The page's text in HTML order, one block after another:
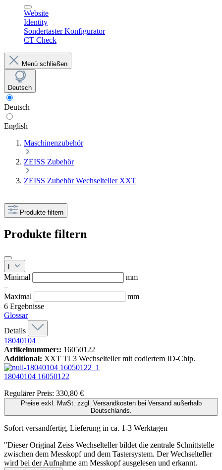
Website
Identity
Sondertaster Konfigurator
CT Check
Menü schließen
Deutsch
Deutsch
English
Maschinenzubehör
ZEISS Zubehör
ZEISS Zubehör Wechselteller XXT
Produkte filtern
Produkte filtern
Minimal
mm
–
Maximal
mm
6 Ergebnisse
Glossar
Details
18040104
Artikelnummer:: 16050122
Additional: XXT TL3 Wechselteller mit codiertem ID-Chip.
18040104 16050122
Regulärer Preis: 330,80 €
Preise exkl. MwSt. zzgl. Versandkosten bei Versand außerhalb
Deutschlands.
Sofort versandfertig, Lieferung in ca. 1-3 Werktagen
"Dieser Original Zeiss Wechselteller bildet die zentrale Schnittstelle
zwischen dem Messkopf und dem Tastersystem. Der Wechselteller
wird bei der Aufnahme am Messkopf ausgelesen und erkannt.